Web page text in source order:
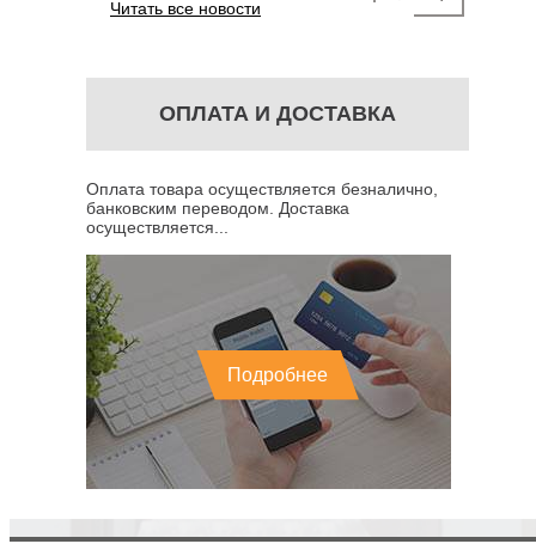
Читать все новости
ОПЛАТА И ДОСТАВКА
Оплата товара осуществляется безналично,
банковским переводом. Доставка
осуществляется...
Подробнее